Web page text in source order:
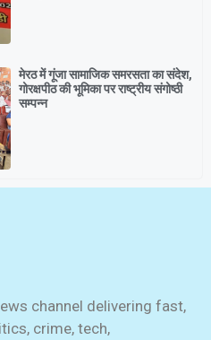
मेरठ में गूंजा सामाजिक समरसता का संदेश,
गोरक्षपीठ की भूमिका पर राष्ट्रीय संगोष्ठी
सम्पन्न
channel delivering fast,
crime, tech,